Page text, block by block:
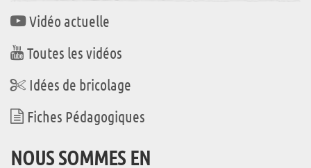
Vidéo actuelle
Toutes les vidéos
Idées de bricolage
Fiches Pédagogiques
NOUS SOMMES EN